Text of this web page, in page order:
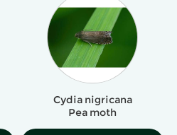
Cydia nigricana
Pea moth